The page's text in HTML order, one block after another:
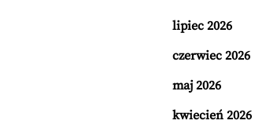
lipiec 2026
czerwiec 2026
maj 2026
kwiecień 2026